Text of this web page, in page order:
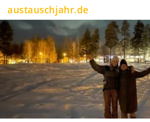
Direkt
zum
Inhalt
austauschjahr.de